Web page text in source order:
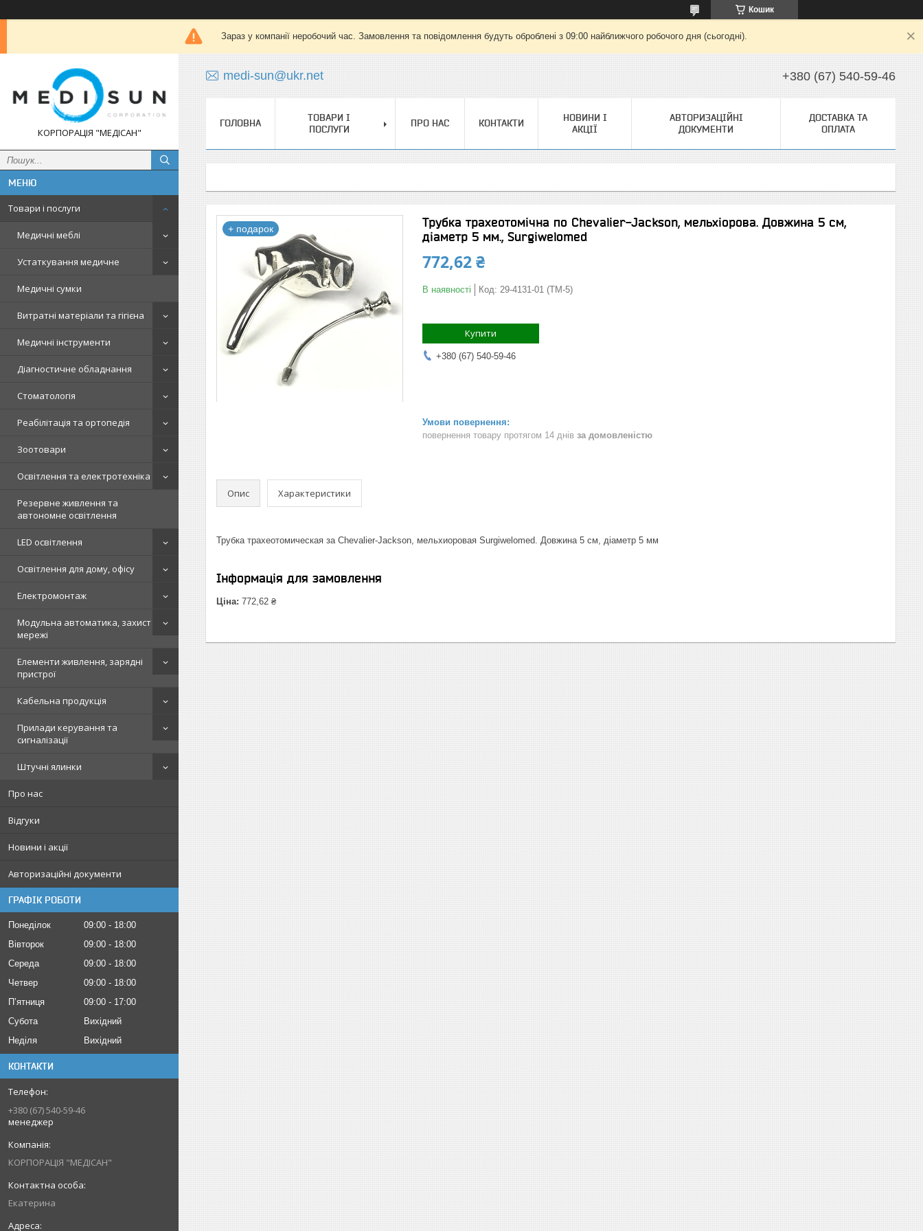
Кошик
Зараз у компанії неробочий час. Замовлення та повідомлення будуть оброблені з 09:00 найближчого робочого дня (сьогодні).
КОРПОРАЦІЯ "МЕДІСАН"
Товари і послуги
Медичні меблі
Устаткування медичне
Медичні сумки
Витратні матеріали та гігієна
Медичні інструменти
Діагностичне обладнання
Стоматологія
Реабілітація та ортопедія
Зоотовари
Освітлення та електротехніка
Резервне живлення та
автономне освітлення
LED освітлення
Освітлення для дому, офісу
Електромонтаж
Модульна автоматика, захист
мережі
Елементи живлення, зарядні
пристрої
Кабельна продукція
Прилади керування та
сигналізації
Штучні ялинки
Про нас
Відгуки
Новини і акції
Авторизаційні документи
ГРАФІК РОБОТИ
Понеділок 09:00
18:00
Вівторок
09:00
18:00
Середа
09:00
18:00
Четвер
09:00
18:00
Пʼятниця
09:00
17:00
Субота
Вихідний
Неділя
Вихідний
КОНТАКТИ
+380 (67) 540-59-46
менеджер
КОРПОРАЦІЯ "МЕДІСАН"
Екатерина
medi-sun@ukr.net +380 (67) 540-59-46
ГОЛОВНА
ТОВАРИ І
ПОСЛУГИ
ПРО НАС КОНТАКТИ
НОВИНИ І
АКЦІЇ
АВТОРИЗАЦІЙНІ
ДОКУМЕНТИ
ДОСТАВКА ТА
ОПЛАТА
+ подарок
Трубка трахеотомічна по Chevalier-Jackson, мельхіорова. Довжина 5 см,
діаметр 5 мм., Surgiwelomed
772,62 ₴
В наявності Код: 29-4131-01 (ТМ-5)
Купити
+380 (67) 540-59-46
повернення товару протягом 14 днів за домовленістю
Опис Характеристики
Трубка трахеотомическая за Chevalier-Jackson, мельхиоровая Surgiwelomed. Довжина 5 см, діаметр 5 мм
Інформація для замовлення
Ціна: 772,62 ₴